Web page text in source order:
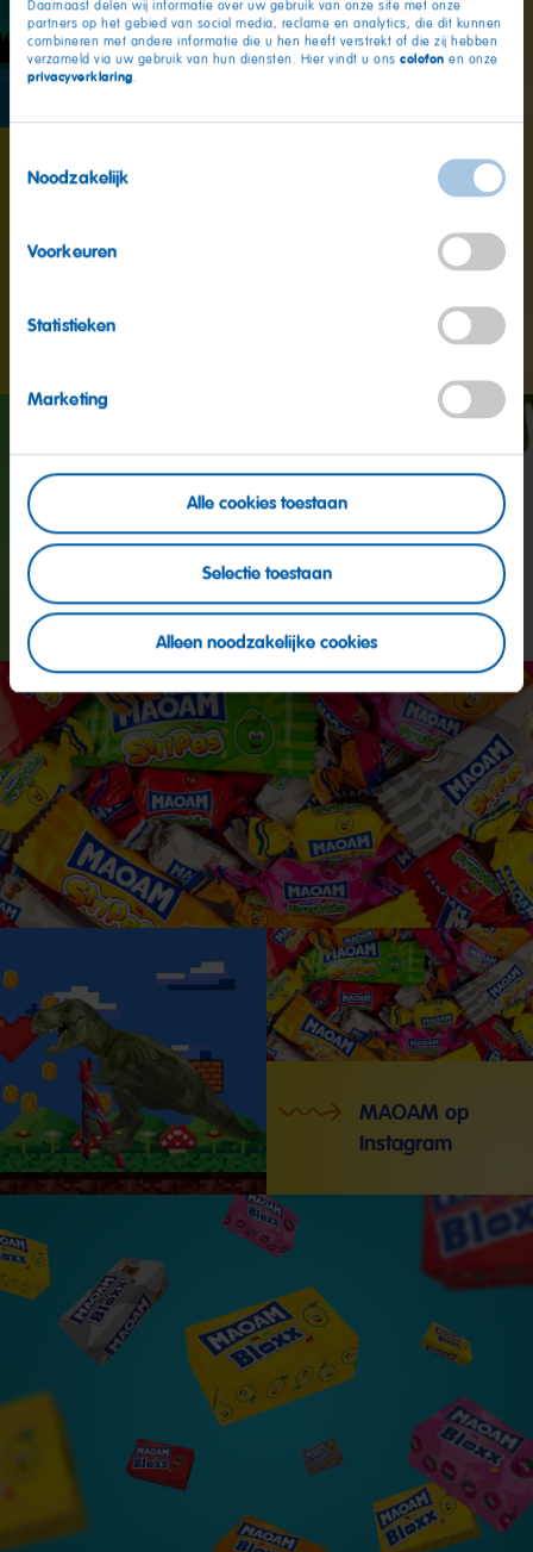
Daarnaast delen wij informatie over uw gebruik van onze site met onze
partners op het gebied van social media, reclame en analytics, die dit kunnen
combineren met andere informatie die u hen heeft verstrekt of die zij hebben
verzameld via uw gebruik van hun diensten. Hier vindt u ons colofon en onze
privacyverklaring.
Noodzakelijk
Voorkeuren
Statistieken
Marketing
Alle cookies toestaan
Selectie toestaan
Alleen noodzakelijke cookies
MAOAM op
MAOAM op Instagram
MAOAM op
Instagram